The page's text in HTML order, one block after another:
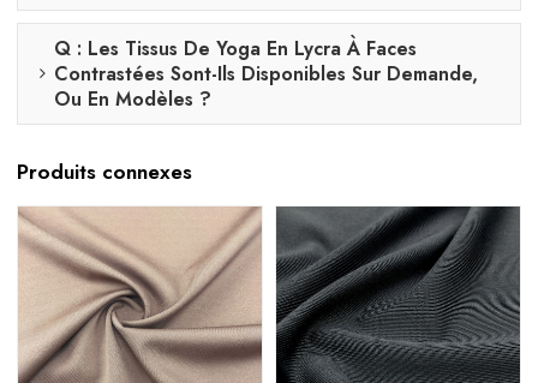
Q : Les Tissus De Yoga En Lycra À Faces
Contrastées Sont-Ils Disponibles Sur Demande,
Ou En Modèles ?
Produits connexes